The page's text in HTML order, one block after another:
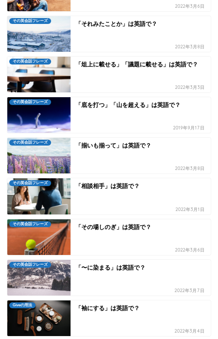
2022年3月6日
その英会話フレーズ 「それみたことか」は英語で？
2022年3月8日
その英会話フレーズ 「俎上に載せる」「議題に載せる」は英語で？
2022年3月3日
その英会話フレーズ 「底を打つ」「山を超える」は英語で？
2019年9月17日
その英会話フレーズ 「揃いも揃って」は英語で？
2022年3月8日
その英会話フレーズ 「相談相手」は英語で？
2022年3月1日
その英会話フレーズ 「その場しのぎ」は英語で？
2022年3月6日
その英会話フレーズ 「〜に染まる」は英語で？
2022年3月7日
Giveの用法 「袖にする」は英語で？
2022年3月4日